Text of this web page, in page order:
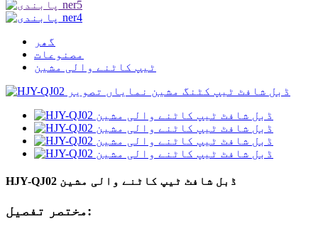
گھر
مصنوعات
ٹیپ کاٹنے والی مشین
HJY-QJ02 ڈبل شافٹ ٹیپ کاٹنے والی مشین
مختصر تفصیل: